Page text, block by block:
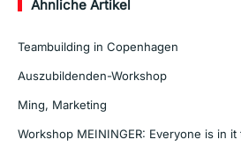
Ähnliche Artikel
Teambuilding in Copenhagen
Auszubildenden-Workshop
Ming, Marketing
Workshop MEININGER: Everyone is in